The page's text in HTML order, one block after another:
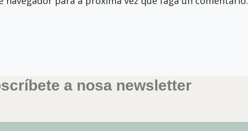
a nosa newsletter